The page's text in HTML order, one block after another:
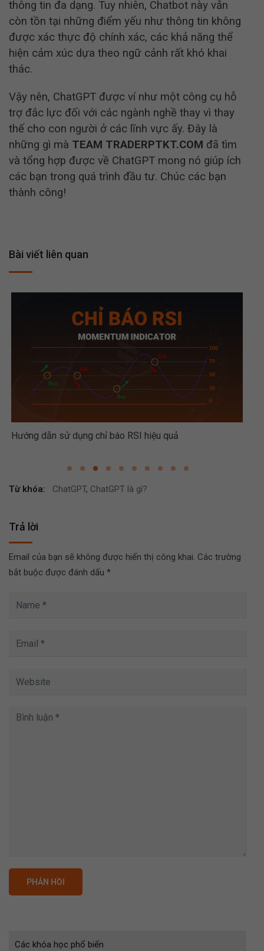
thông tin đa dạng. Tuy nhiên, Chatbot này vẫn
còn tồn tại những điểm yếu như thông tin không
được xác thực độ chính xác, các khả năng thể
hiện cảm xúc dựa theo ngữ cảnh rất khó khai
thác.
Vậy nên, ChatGPT được ví như một công cụ hỗ
trợ đắc lực đối với các ngành nghề thay vì thay
thế cho con người ở các lĩnh vực ấy. Đây là
những gì mà TEAM TRADERPTKT.COM đã tìm
và tổng hợp được về ChatGPT mong nó giúp ích
các bạn trong quá trình đầu tư. Chúc các bạn
thành công!
Bài viết liên quan
Hướng dẫn sử dụng chỉ báo RSI hiệu quả
Từ khóa: ChatGPT, ChatGPT là gì?
Trả lời
Email của bạn sẽ không được hiển thị công khai. Các trường
bắt buộc được đánh dấu *
Các khóa học phổ biến